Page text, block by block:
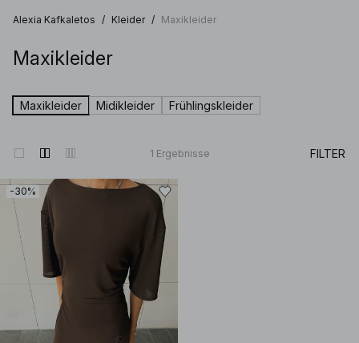
Alexia Kafkaletos / Kleider / Maxikleider
Maxikleider
Maxikleider Midikleider Frühlingskleider
1 Ergebnisse FILTER
-30%